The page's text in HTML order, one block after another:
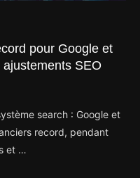
pour Google et
SEO
search : Google et
record, pendant
et …